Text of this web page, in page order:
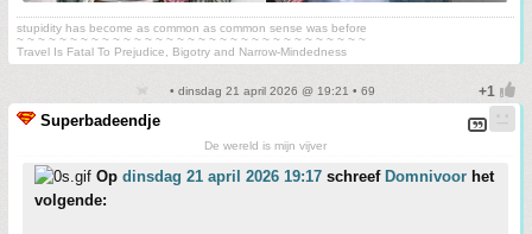
stupidity has become as common as common sense was before
~ ~ ~ ~ ~ ~ ~ ~ ~ ~ ~ ~ ~ ~ ~ ~ ~ ~ ~ ~ ~ ~ ~ ~ ~ ~ ~ ~ ~ ~ ~ ~ ~
Travel Is Fatal To Prejudice, Bigotry and Narrow-Mindedness
• dinsdag 21 april 2026 @ 19:21 • 69
Superbadeendje
De wereld is mijn vijver
Op dinsdag 21 april 2026 19:17 schreef Domnivoor het
volgende: